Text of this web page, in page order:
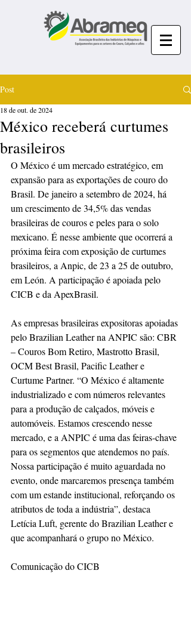
Post
México receberá curtumes
brasileiros
18 de out. de 2024
O México é um mercado estratégico, em
expansão para as exportações de couro do
Brasil. De janeiro a setembro de 2024, há
um crescimento de 34,5% das vendas
brasileiras de couros e peles para o solo
mexicano. É nesse ambiente que ocorrerá a
próxima feira com exposição de curtumes
brasileiros, a Anpic, de 23 a 25 de outubro,
em León. A participação é apoiada pelo
CICB e da ApexBrasil.
As empresas brasileiras expositoras apoiadas
pelo Brazilian Leather na ANPIC são: CBR
– Couros Bom Retiro, Mastrotto Brasil,
OCM Best Brasil, Pacific Leather e
Curtume Partner. “O México é altamente
industrializado e com números relevantes
para a produção de calçados, móveis e
automóveis. Estamos crescendo nesse
mercado, e a ANPIC é uma das feiras-chave
para os segmentos que atendemos no país.
Nossa participação é muito aguardada no
evento, onde marcaremos presença também
com um estande institucional, reforçando os
atributos de toda a indústria”, destaca
Letícia Luft, gerente do Brazilian Leather e
que acompanhará o grupo no México.
Comunicação do CICB